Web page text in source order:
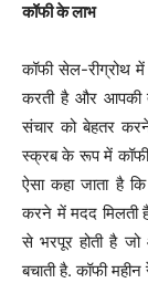
कॉफी के लाभ
कॉफी सेल-रीग्रोथ
करती है और आपकी
संचार को बेहतर
स्क्रब के रूप में कॉफी
ऐसा कहा जाता है
करने में मदद मिलती
से भरपूर होती है
बचाती है. कॉफी